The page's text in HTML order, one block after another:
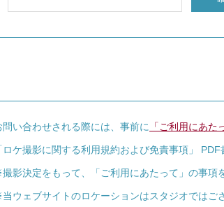
問い合わせされる際には、事前に 「ご利用にあた
ロケ撮影に関する利用規約および免責事項」
影決定をもって、「ご利用にあたって」の事項
ウェブサイトのロケーションはスタジオではご